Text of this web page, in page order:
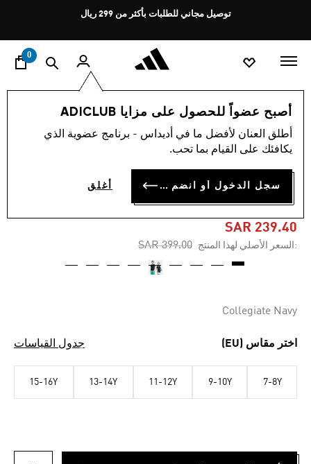
Pause
rotation
توصيل مجاني للطلبات بأكثر من 299 ريال
0
أصبح عضواً للحصول على مزايا ADICLUB
أطلق العنان لأفضل ما في أديداس - برنامج عضوية الذي
يكافئك على القيام بما تحب.
سجل الدخول أو انضم الآن أغلق
الأطفال ملابس
-40%
4.9 (99)
قميص منتخب ألمانيا الاحتياطي
للأطفال لعام 2026
SAR 239.40
:السعر الأصلي لهذا المنتج Price reduced from
SAR 399.00
to
Collegiate Navy
اختر مقاس (EU) جدول القياسات
7-8Y
9-10Y
11-12Y
13-14Y
15-16Y